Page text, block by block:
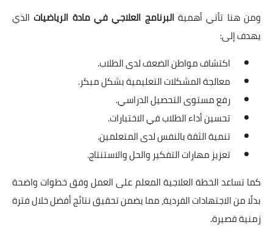
ومن هنا تأتي أهميةالبرنامج العلاجي في مادة الرياضياتالذي
يهدف إلى:
اكتشاف مواطن الضعف لدى الطلاب.
معالجة المشكلات التعليمية بشكل مبكر.
رفع مستوى التحصيل الدراسي.
تحسين أداء الطلاب في الاختبارات.
تنمية الثقة بالنفس لدى المتعلمين.
تعزيز مهارات التفكير والحل والاستنتاج.
كما تساعد الخطة العلاجية المعلم على العمل وفق خطوات واضحة
بدلًا من الاجتهادات الفردية، مما يضمن تحقيق نتائج أفضل خلال فترة
زمنية قصيرة.